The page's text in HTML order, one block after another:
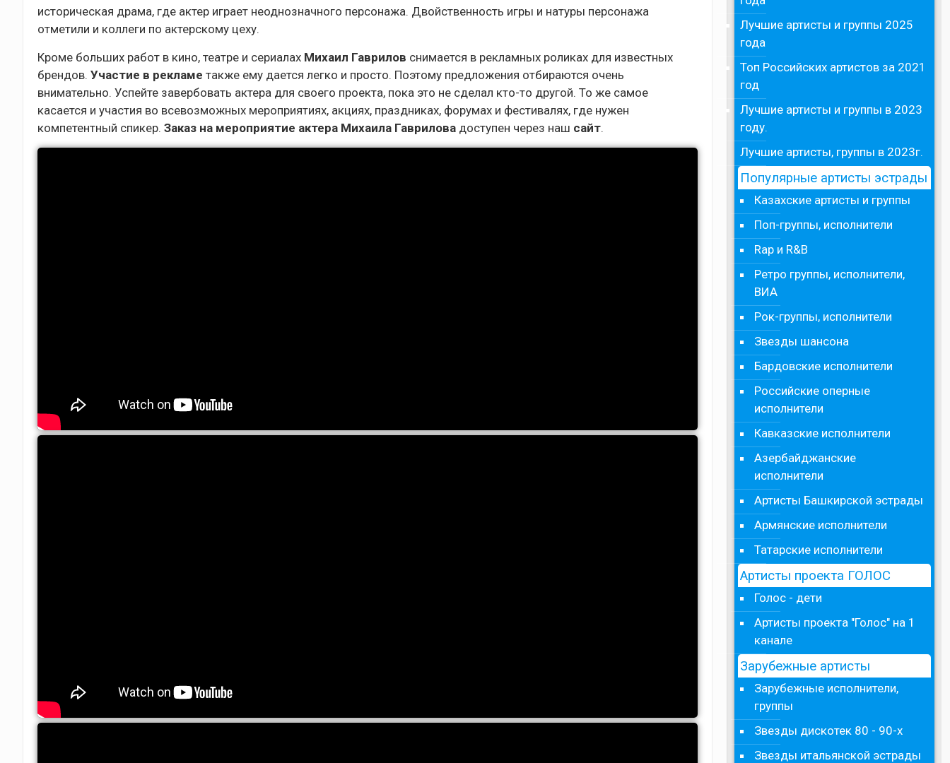
историческая драма, где актер играет неоднозначного персонажа. Двойственность игры и натуры персонажа
отметили и коллеги по актерскому цеху.
Кроме больших работ в кино, театре и сериалах Михаил Гаврилов снимается в рекламных роликах для известных
брендов. Участие в рекламе также ему дается легко и просто. Поэтому предложения отбираются очень
внимательно. Успейте завербовать актера для своего проекта, пока это не сделал кто-то другой. То же самое
касается и участия во всевозможных мероприятиях, акциях, праздниках, форумах и фестивалях, где нужен
компетентный спикер. Заказ на мероприятие актера Михаила Гавриловадоступен через наш сайт.
Лучшие артисты и группы 2025
года
Топ Российских артистов за 2021
год
Лучшие артисты и группы в 2023
году.
Лучшие артисты, группы в 2023г.
Популярные артисты эстрады
Казахские артисты и группы
Поп-группы, исполнители
Rap и R&B
Ретро группы, исполнители,
ВИА
Рок-группы, исполнители
Звезды шансона
Бардовские исполнители
Российские оперные
исполнители
Кавказские исполнители
Азербайджанские
исполнители
Артисты Башкирской эстрады
Армянские исполнители
Татарские исполнители
Артисты проекта ГОЛОС
Голос - дети
Артисты проекта "Голос" на 1
канале
Зарубежные артисты
Зарубежные исполнители,
группы
Звезды дискотек 80 - 90-х
Звезды итальянской эстрады